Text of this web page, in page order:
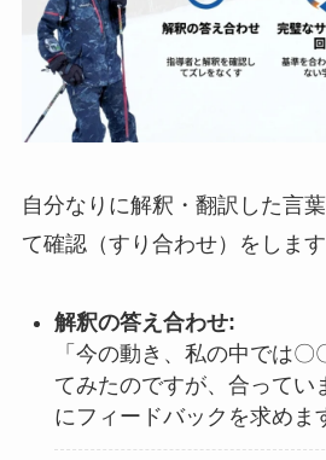
自分なりに解釈・翻訳した言
て確認（すり合わせ）をします
解釈の答え合わせ:
「今の動き、私の中では
てみたのですが、合ってい
にフィードバックを求めま